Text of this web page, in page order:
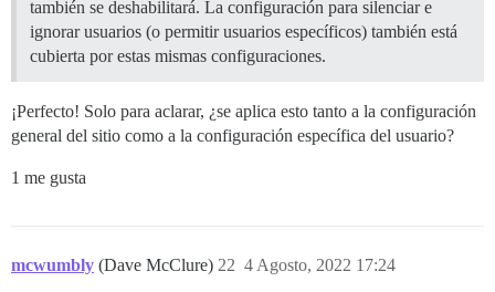
también se deshabilitará. La configuración para silenciar e
ignorar usuarios (o permitir usuarios específicos) también está
cubierta por estas mismas configuraciones.
¡Perfecto! Solo para aclarar, ¿se aplica esto tanto a la configuración
general del sitio como a la configuración específica del usuario?
1 me gusta
mcwumbly (Dave McClure) 4 Agosto, 2022 17:24
22